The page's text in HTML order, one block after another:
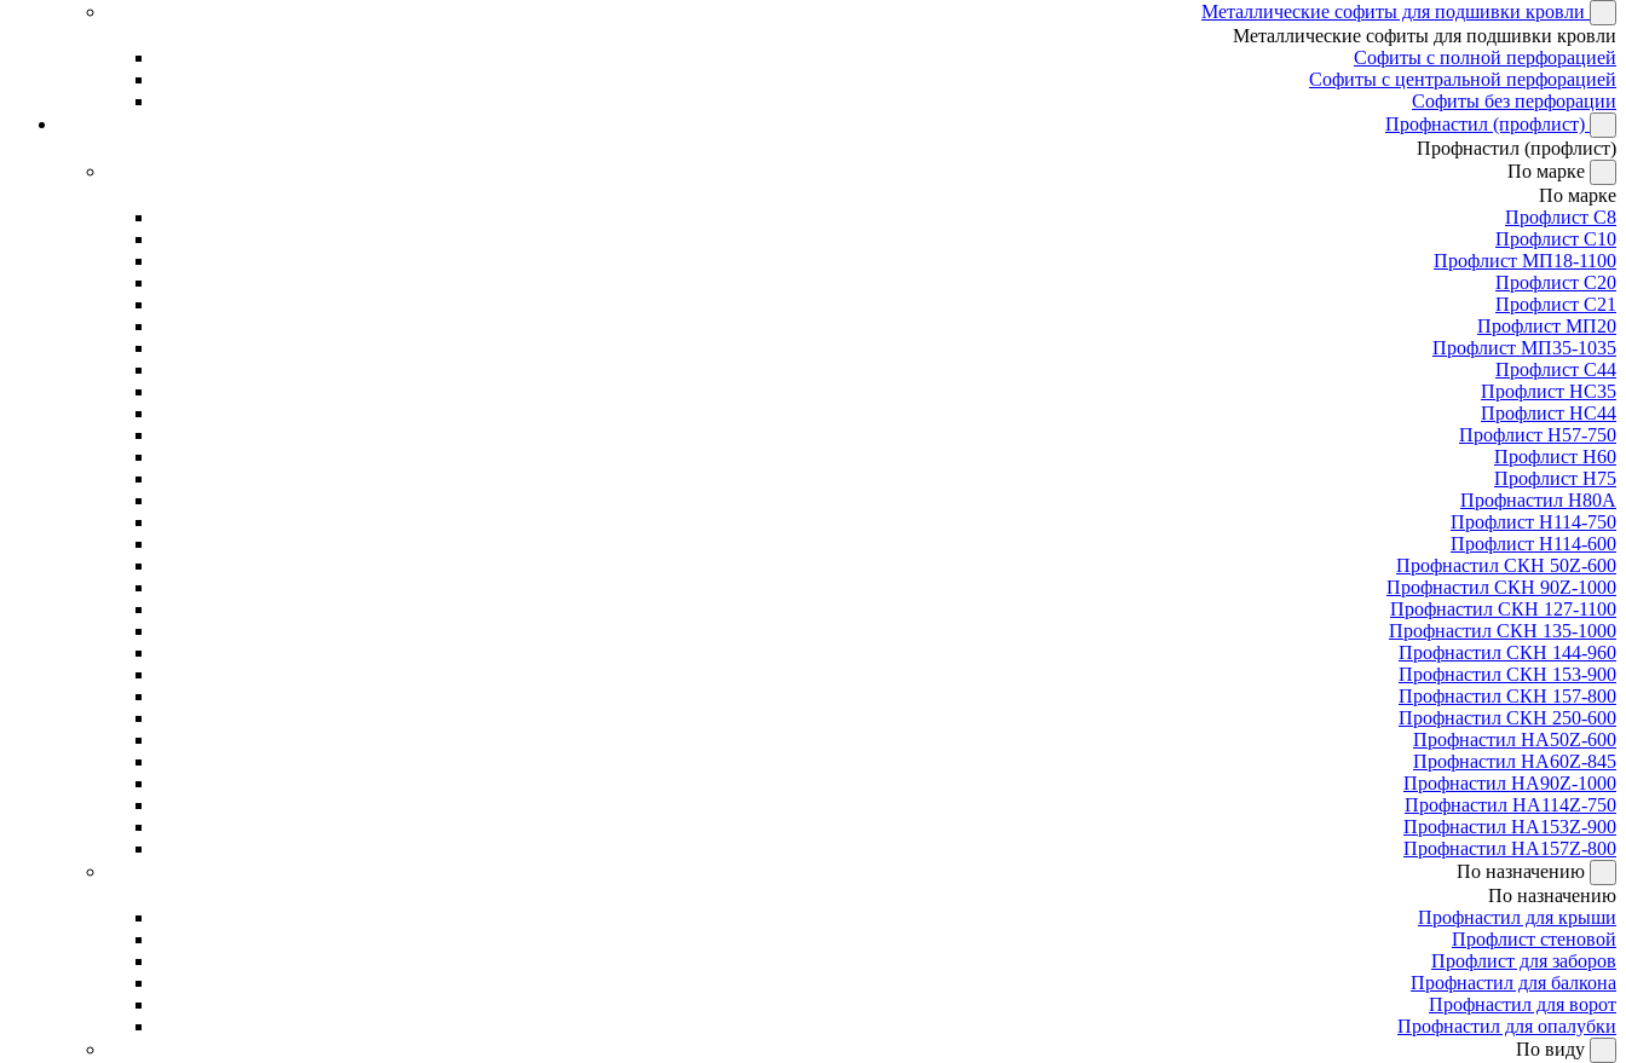
Металлические софиты для подшивки кровли
Металлические софиты для подшивки кровли
Софиты с полной перфорацией
Софиты с центральной перфорацией
Софиты без перфорации
Профнастил (профлист)
Профнастил (профлист)
По марке
По марке
Профлист С8
Профлист С10
Профлист МП18-1100
Профлист С20
Профлист С21
Профлист МП20
Профлист МП35-1035
Профлист С44
Профлист НС35
Профлист НС44
Профлист Н57-750
Профлист Н60
Профлист Н75
Профнастил Н80А
Профлист Н114-750
Профлист Н114-600
Профнастил СКН 50Z-600
Профнастил СКН 90Z-1000
Профнастил СКН 127-1100
Профнастил СКН 135-1000
Профнастил СКН 144-960
Профнастил СКН 153-900
Профнастил СКН 157-800
Профнастил СКН 250-600
Профнастил НА50Z-600
Профнастил НА60Z-845
Профнастил НА90Z-1000
Профнастил НА114Z-750
Профнастил НА153Z-900
Профнастил НА157Z-800
По назначению
По назначению
Профнастил для крыши
Профлист стеновой
Профлист для заборов
Профнастил для балкона
Профнастил для ворот
Профнастил для опалубки
По виду